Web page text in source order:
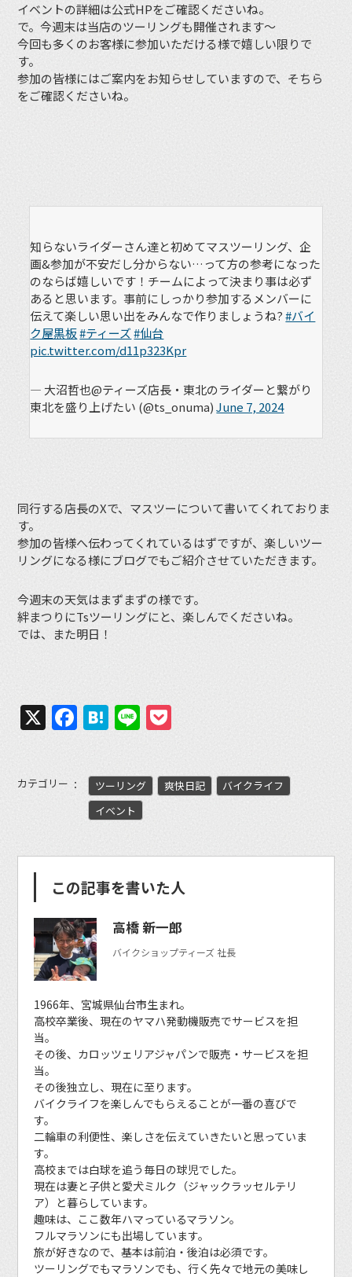
イベントの詳細は公式HPをご確認くださいね。
で。今週末は当店のツーリングも開催されます〜
今回も多くのお客様に参加いただける様で嬉しい限りで
す。
参加の皆様にはご案内をお知らせしていますので、そちら
をご確認くださいね。
知らないライダーさん達と初めてマスツーリング、企
画&参加が不安だし分からない…って方の参考になった
のならば嬉しいです！チームによって決まり事は必ず
あると思います。事前にしっかり参加するメンバーに
伝えて楽しい思い出をみんなで作りましょうね?#バイ
ク屋黒板#ティーズ#仙台
pic.twitter.com/d11p323Kpr
— 大沼哲也@ティーズ店長・東北のライダーと繋がり
東北を盛り上げたい (@ts_onuma)June 7, 2024
同行する店長のXで、マスツーについて書いてくれておりま
す。
参加の皆様へ伝わってくれているはずですが、楽しいツー
リングになる様にブログでもご紹介させていただきます。
今週末の天気はまずまずの様です。
絆まつりにTsツーリングにと、楽しんでくださいね。
では、また明日！
X Facebook
Hatena
Line
カテゴリー ツーリング 爽快日記
バイクライフ
イベント
この記事を書いた人
高橋 新一郎
バイクショップティーズ 社長
1966年、宮城県仙台市生まれ。
高校卒業後、現在のヤマハ発動機販売でサービスを担
当。
その後、カロッツェリアジャパンで販売・サービスを担
当。
その後独立し、現在に至ります。
バイクライフを楽しんでもらえることが一番の喜びで
す。
二輪車の利便性、楽しさを伝えていきたいと思っていま
す。
高校までは白球を追う毎日の球児でした。
現在は妻と子供と愛犬ミルク（ジャックラッセルテリ
ア）と暮らしています。
趣味は、ここ数年ハマっているマラソン。
フルマラソンにも出場しています。
旅が好きなので、基本は前泊・後泊は必須です。
ツーリングでもマラソンでも、行く先々で地元の美味し